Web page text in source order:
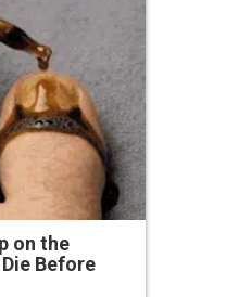
on the
Before